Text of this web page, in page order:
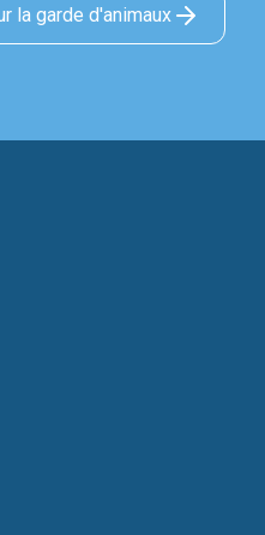
la garde d'animaux